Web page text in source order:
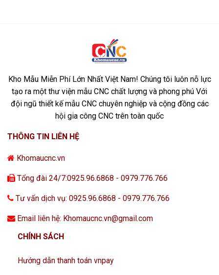
Kho Mẫu Miễn Phí Lớn Nhất Việt Nam! Chúng tôi luôn nỗ lực
tạo ra một thư viện mẫu CNC chất lượng và phong phú Với
đội ngũ thiết kế mẫu CNC chuyên nghiệp và cộng đồng các
hội gia công CNC trên toàn quốc
THÔNG TIN LIÊN HỆ
Khomaucnc.vn
Tổng đài 24/7:0925.96.6868 - 0979.776.766
Tư vấn dịch vụ: 0925.96.6868 - 0979.776.766
Email liên hệ: Khomaucnc.vn@gmail.com
CHÍNH SÁCH
Hướng dẫn thanh toán vnpay